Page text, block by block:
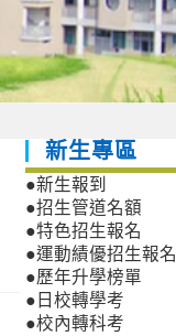
新生專區
●新生報到
●招生管道名額
●特色招生報名
●運動績優招生報名
●歷年升學榜單
●日校轉學考
●校內轉科考